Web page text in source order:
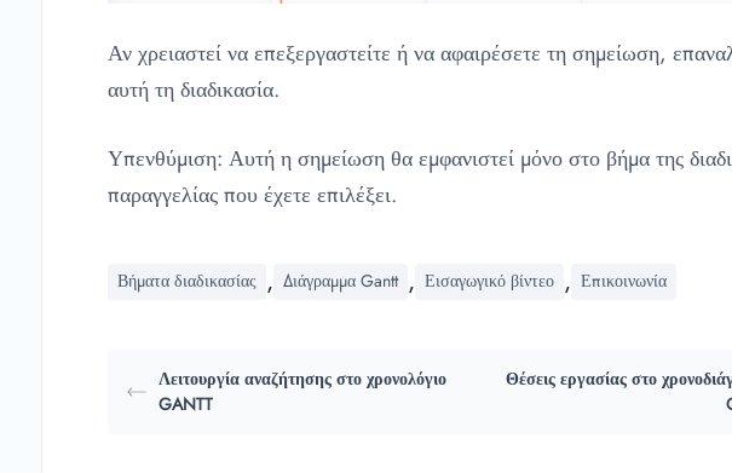
Αν χρειαστεί να επεξεργαστείτε ή να αφαιρέσετε τη σημείωση,
αυτή τη διαδικασία.
Υπενθύμιση: Αυτή η σημείωση θα εμφανιστεί μόνο στο βήμα της
παραγγελίας που έχετε επιλέξει.
Βήματα διαδικασίας , Διάγραμμα Gantt , Εισαγωγικό βίντεο , Επικοινωνία
Λειτουργία αναζήτησης στο χρονολόγιο
GANTT
Θέσεις εργασίας στο